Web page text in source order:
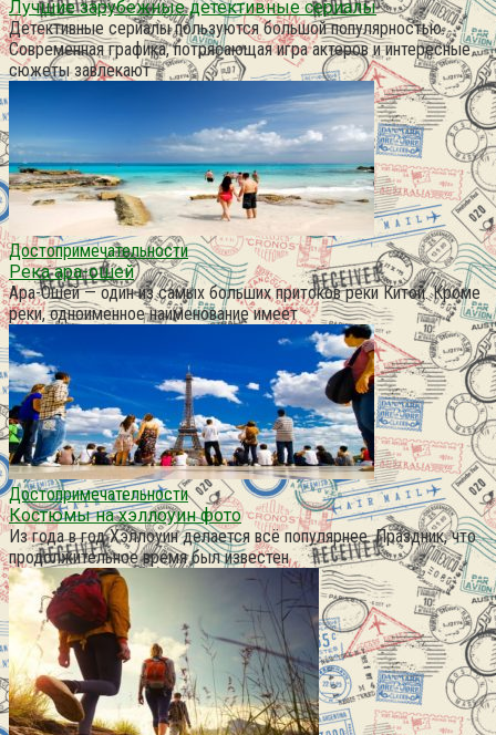
Лучшие зарубежные детективные сериалы
Детективные сериалы пользуются большой популярностью.
Современная графика, потрясающая игра актеров и интересные
сюжеты завлекают
Достопримечательности
Река ара-ошей
Ара-Ошей — один из самых больших притоков реки Китой. Кроме
реки, одноименное наименование имеет
Достопримечательности
Костюмы на хэллоуин фото
Из года в год Хэллоуин делается всё популярнее. Праздник, что
продолжительное время был известен